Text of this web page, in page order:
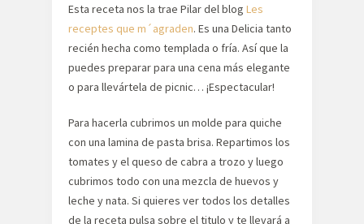
Esta receta nos la trae Pilar del blog Les
receptes que m´agraden. Es una Delicia tanto
recién hecha como templada o fría. Así que la
puedes preparar para una cena más elegante
o para llevártela de picnic… ¡Espectacular!
Para hacerla cubrimos un molde para quiche
con una lamina de pasta brisa. Repartimos los
tomates y el queso de cabra a trozo y luego
cubrimos todo con una mezcla de huevos y
leche y nata. Si quieres ver todos los detalles
de la receta pulsa sobre el titulo y te llevará a